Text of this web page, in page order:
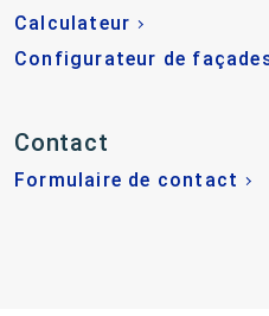
Calculateur
Configurateur de
Contact
Formulaire de contact